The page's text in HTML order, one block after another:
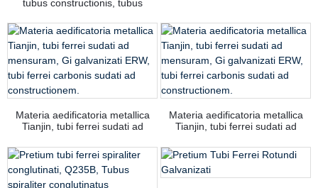
tubus constructionis, tubus
Materia aedificatoria metallica
Tianjin, tubi ferrei sudati ad
tubi ferrei carbonis sudati ad
constructionem.
Materia aedificatoria metallica
Tianjin, tubi ferrei sudati ad
tubi ferrei carbonis sudati ad
constructionem.